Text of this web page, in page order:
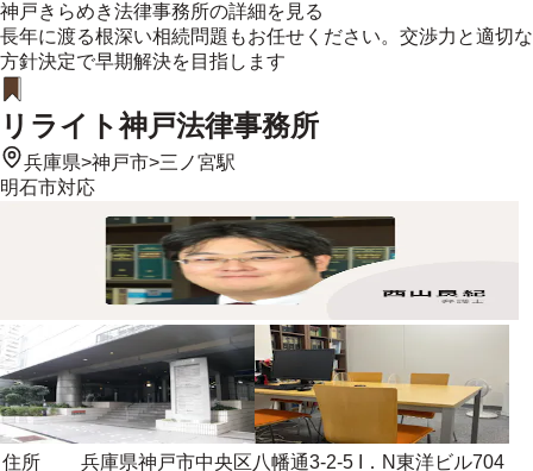
神戸きらめき法律事務所の詳細を見る
長年に渡る根深い相続問題もお任せください。交渉力と適切な
方針決定で早期解決を目指します
リライト神戸法律事務所
兵庫県>神戸市>三ノ宮駅
明石市対応
住所 兵庫県神戸市中央区八幡通3-2-5 I．N東洋ビル704